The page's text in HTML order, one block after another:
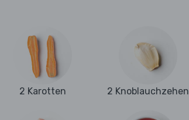
2 Karotten 2 Knoblauchzehen